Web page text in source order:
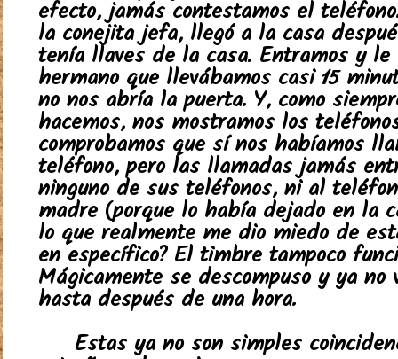
efecto, jamás contestamos el
la conejita jefa, llegó a la casa
tenía llaves de la casa. Entramos y
hermano que llevábamos casi 15
no nos abría la puerta. Y, como
hacemos, nos mostramos los
comprobamos que sí nos habíamos
teléfono, pero las llamadas jamás
ninguno de sus teléfonos, ni al
madre (porque lo había dejado en la
lo que realmente me dio miedo de
en específico? El timbre tampoco
Mágicamente se descompuso y ya no
hasta después de una hora.
Estas ya no son simples